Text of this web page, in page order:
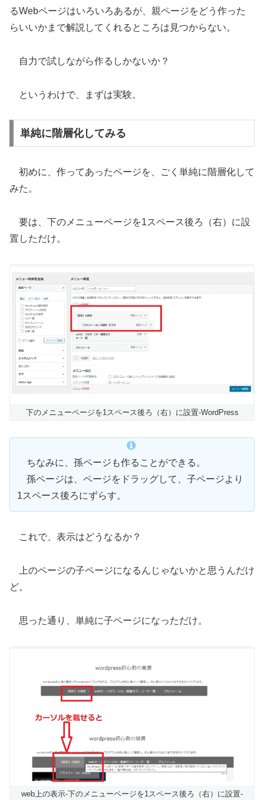
るWebページはいろいろあるが、親ページをどう作った
らいいかまで解説してくれるところは見つからない。
自力で試しながら作るしかないか？
というわけで、まずは実験。
単純に階層化してみる
初めに、作ってあったページを、ごく単純に階層化して
みた。
要は、下のメニューページを1スペース後ろ（右）に設
置しただけ。
下のメニューページを1スペース後ろ（右）に設置-WordPress
ちなみに、孫ページも作ることができる。
孫ページは、ページをドラッグして、子ページより
1スペース後ろにずらす。
これで、表示はどうなるか？
上のページの子ページになるんじゃないかと思うんだけ
ど。
思った通り、単純に子ページになっただけ。
web上の表示-下のメニューページを1スペース後ろ（右）に設置-